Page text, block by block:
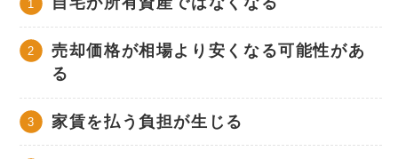
売却価格が相場より安くなる可能性があ
る
家賃を払う負担が生じる